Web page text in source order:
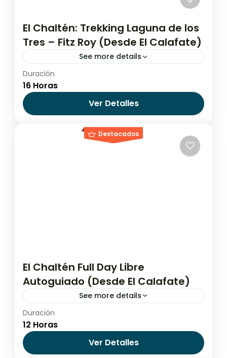
El Chaltén: Trekking Laguna de los
Tres – Fitz Roy (Desde El Calafate)
See more details
Argentina
Difícil
Duración
16 Horas
Ver Detalles
Destacados
El Chaltén Full Day Libre
Autoguiado (Desde El Calafate)
See more details
Argentina
Fácil
Duración
12 Horas
Ver Detalles